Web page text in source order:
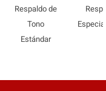
Respaldo de
Tono
Estándar